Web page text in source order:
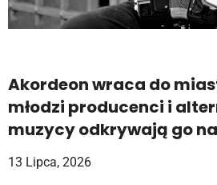
Akordeon wraca do
młodzi producenci i
muzycy odkrywają go
13 Lipca, 2026